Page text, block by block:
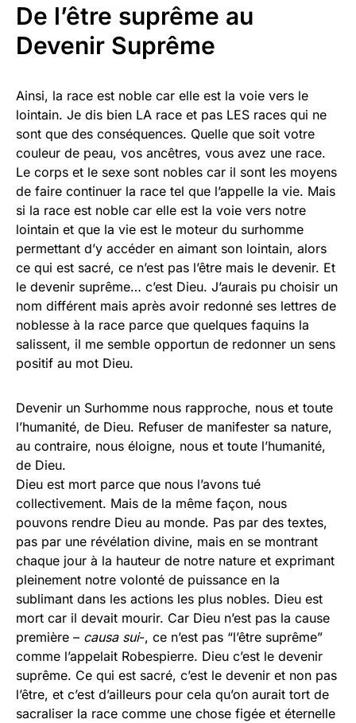
De l’être suprême au
Devenir Suprême
Ainsi, la race est noble car elle est la voie vers le
lointain. Je dis bien LA race et pas LES races qui ne
sont que des conséquences. Quelle que soit votre
couleur de peau, vos ancêtres, vous avez une race.
Le corps et le sexe sont nobles car il sont les moyens
de faire continuer la race tel que l’appelle la vie. Mais
si la race est noble car elle est la voie vers notre
lointain et que la vie est le moteur du surhomme
permettant d’y accéder en aimant son lointain, alors
ce qui est sacré, ce n’est pas l’être mais le devenir. Et
le devenir suprême… c’est Dieu. J’aurais pu choisir un
nom différent mais après avoir redonné ses lettres de
noblesse à la race parce que quelques faquins la
salissent, il me semble opportun de redonner un sens
positif au mot Dieu.
Devenir un Surhomme nous rapproche, nous et toute
l’humanité, de Dieu. Refuser de manifester sa nature,
au contraire, nous éloigne, nous et toute l’humanité,
de Dieu.
Dieu est mort parce que nous l’avons tué
collectivement. Mais de la même façon, nous
pouvons rendre Dieu au monde. Pas par des textes,
pas par une révélation divine, mais en se montrant
chaque jour à la hauteur de notre nature et exprimant
pleinement notre volonté de puissance en la
sublimant dans les actions les plus nobles. Dieu est
mort car il devait mourir. Car Dieu n’est pas la cause
première – causa sui-, ce n’est pas “l’être suprême”
comme l’appelait Robespierre. Dieu c’est le devenir
suprême. Ce qui est sacré, c’est le devenir et non pas
l’être, et c’est d’ailleurs pour cela qu’on aurait tort de
sacraliser la race comme une chose figée et éternelle